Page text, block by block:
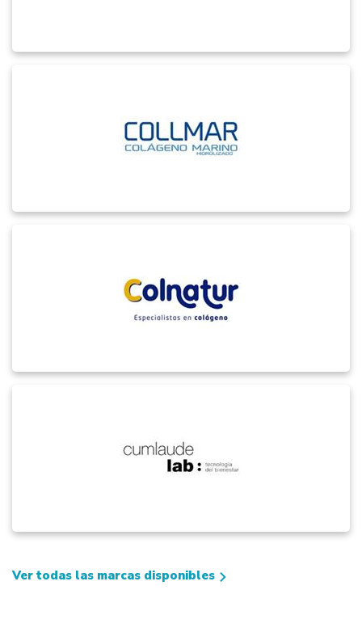
Ver todas las marcas disponibles